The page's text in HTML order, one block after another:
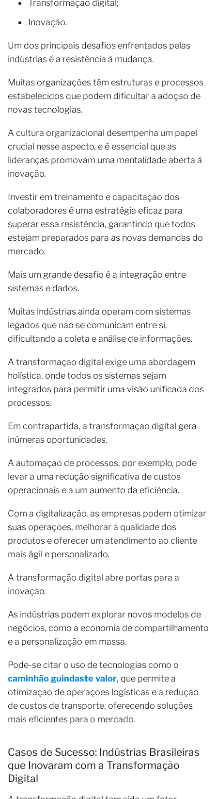
Transformação digital;
Inovação.
Um dos principais desafios enfrentados pelas
indústrias é a resistência à mudança.
Muitas organizações têm estruturas e processos
estabelecidos que podem dificultar a adoção de
novas tecnologias.
A cultura organizacional desempenha um papel
crucial nesse aspecto, e é essencial que as
lideranças promovam uma mentalidade aberta à
inovação.
Investir em treinamento e capacitação dos
colaboradores é uma estratégia eficaz para
superar essa resistência, garantindo que todos
estejam preparados para as novas demandas do
mercado.
Mais um grande desafio é a integração entre
sistemas e dados.
Muitas indústrias ainda operam com sistemas
legados que não se comunicam entre si,
dificultando a coleta e análise de informações.
A transformação digital exige uma abordagem
holística, onde todos os sistemas sejam
integrados para permitir uma visão unificada dos
processos.
Em contrapartida, a transformação digital gera
inúmeras oportunidades.
A automação de processos, por exemplo, pode
levar a uma redução significativa de custos
operacionais e a um aumento da eficiência.
Com a digitalização, as empresas podem otimizar
suas operações, melhorar a qualidade dos
produtos e oferecer um atendimento ao cliente
mais ágil e personalizado.
A transformação digital abre portas para a
inovação.
As indústrias podem explorar novos modelos de
negócios, como a economia de compartilhamento
e a personalização em massa.
Pode-se citar o uso de tecnologias como o
caminhão guindaste valor, que permite a
otimização de operações logísticas e a redução
de custos de transporte, oferecendo soluções
mais eficientes para o mercado.
Casos de Sucesso: Indústrias Brasileiras
que Inovaram com a Transformação
Digital